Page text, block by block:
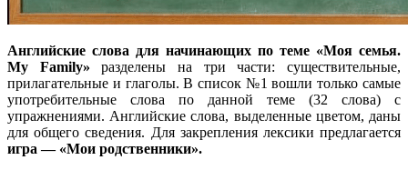
Английские слова для начинающих по теме «Моя семья.
My Family» разделены на три части: существительные,
прилагательные и глаголы. В список №1 вошли только самые
употребительные слова по данной теме (32 слова) с
упражнениями. Английские слова, выделенные цветом, даны
для общего сведения. Для закрепления лексики предлагается
игра — «Мои родственники».